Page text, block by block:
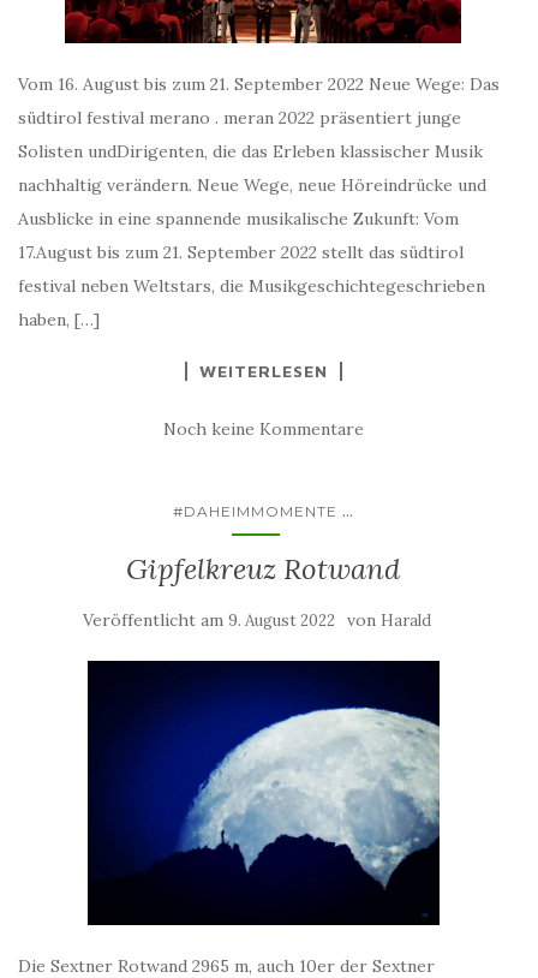
Vom 16. August bis zum 21. September 2022 Neue Wege: Das
südtirol festival merano . meran 2022 präsentiert junge
Solisten undDirigenten, die das Erleben klassischer Musik
nachhaltig verändern. Neue Wege, neue Höreindrücke und
Ausblicke in eine spannende musikalische Zukunft: Vom
17.August bis zum 21. September 2022 stellt das südtirol
festival neben Weltstars, die Musikgeschichtegeschrieben
haben, […]
WEITERLESEN
Noch keine Kommentare
#DAHEIMMOMENTE ...
Gipfelkreuz Rotwand
Veröffentlicht am 9. August 2022 von Harald
Die Sextner Rotwand 2965 m, auch 10er der Sextner